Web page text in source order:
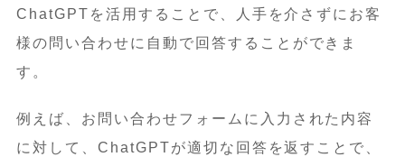
ChatGPTを活用することで、人手を介さずにお客
様の問い合わせに自動で回答することができま
す。
例えば、お問い合わせフォームに入力された内容
に対して、ChatGPTが適切な回答を返すことで、